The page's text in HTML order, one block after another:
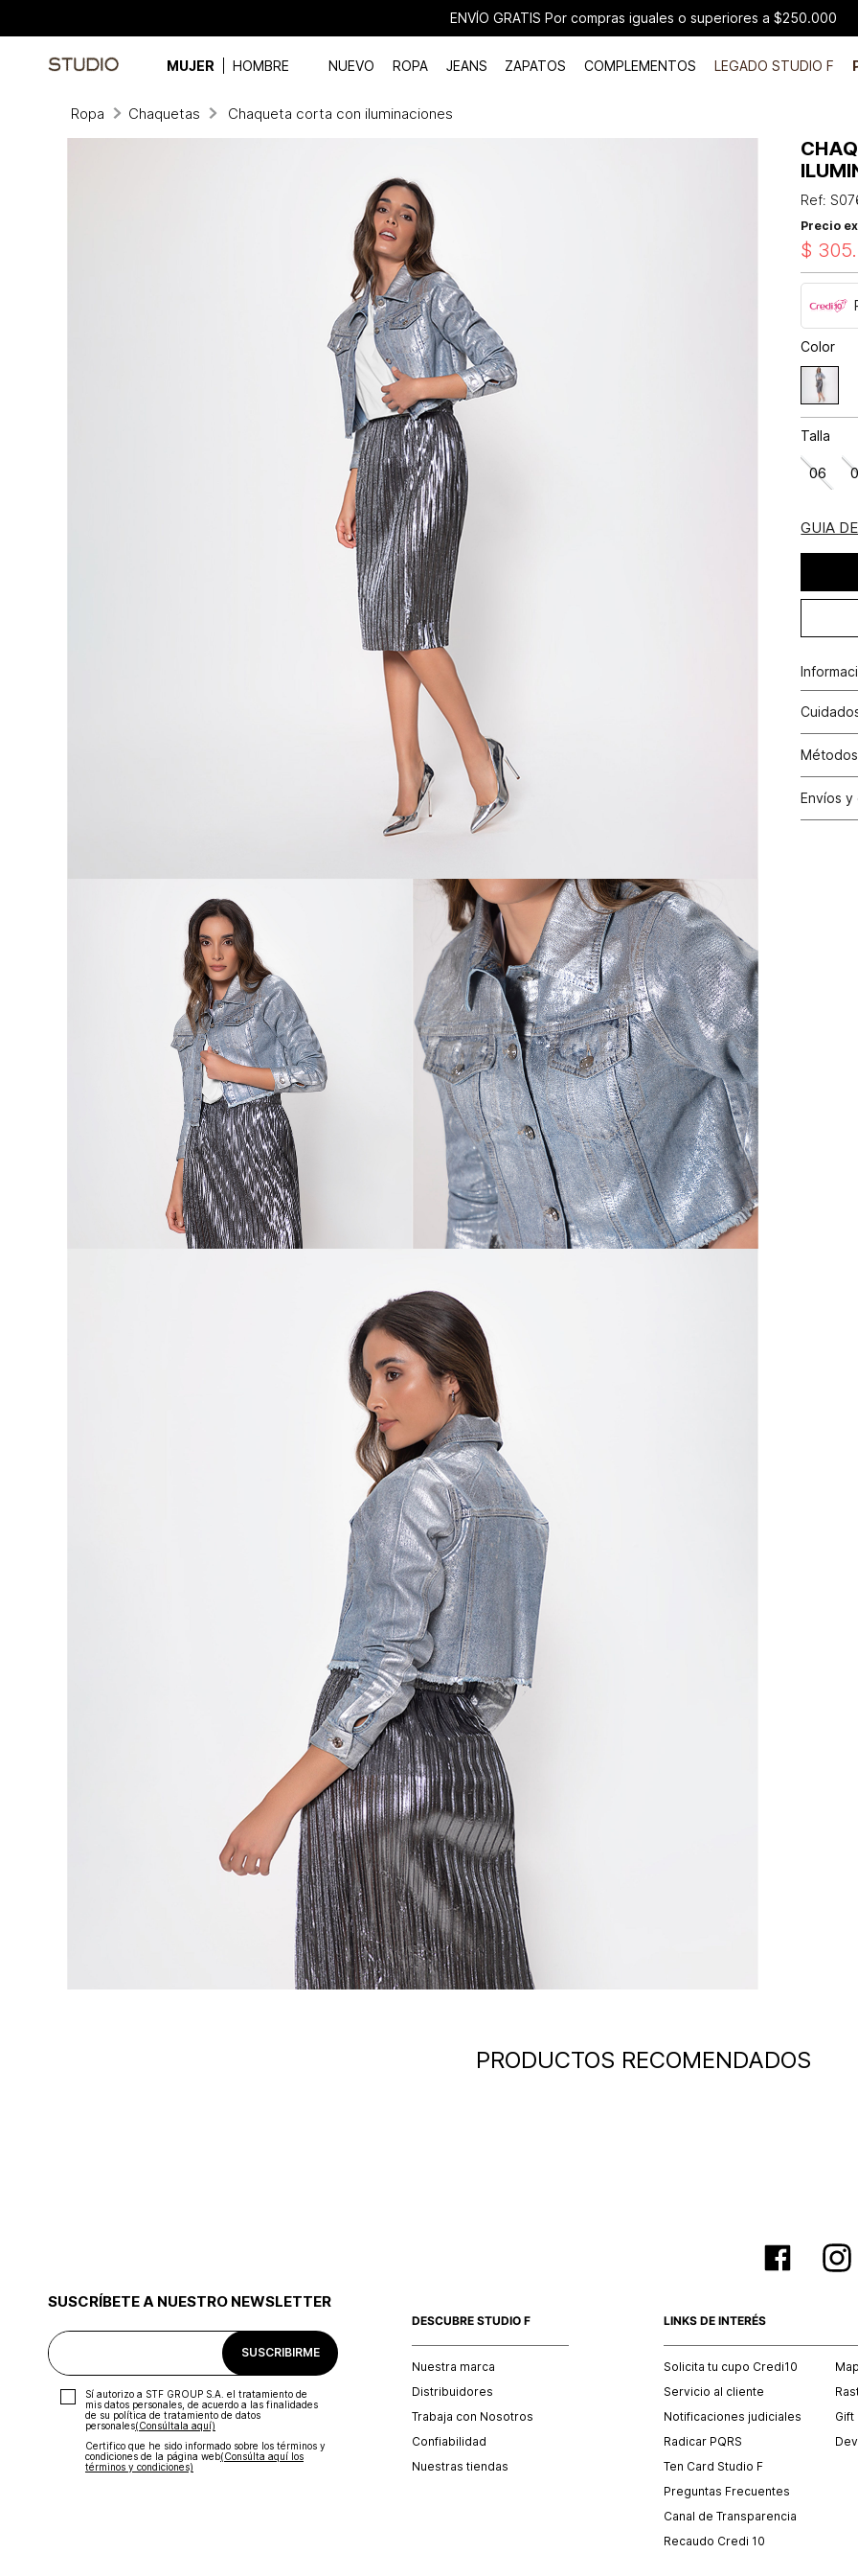
ENVÍO GRATIS Por compras iguales o superiores a $250.000
MUJER HOMBRE NUEVO ROPA JEANS ZAPATOS COMPLEMENTOS LEGADO STUDIO F
Ropa Chaquetas Chaqueta corta con iluminaciones
Ref:
Precio
$ 305.
Color
Talla
06
GUIA
Algodón
No
fotrar,
lavados
Tarjetas
Envíos
de
PRODUCTOS RECOMENDADOS
SUSCRÍBETE A NUESTRO NEWSLETTER
SUSCRIBIRME
Sí autorizo a STF GROUP S.A. el tratamiento de
mis datos personales, de acuerdo a las finalidades
de su política de tratamiento de datos
personales‎(Consúltala aquí)
Certifico que he sido informado sobre los términos y
condiciones de la página web‎(Consúlta aquí los
términos y condiciones)
DESCUBRE STUDIO F
Nuestra marca
Distribuidores
Trabaja con Nosotros
Confiabilidad
Nuestras tiendas
LINKS DE INTERÉS
Solicita tu cupo Credi10
Servicio al cliente
Notificaciones judiciales
Radicar PQRS
Ten Card Studio F
Preguntas Frecuentes
Canal de Transparencia
Recaudo Credi 10
Gift